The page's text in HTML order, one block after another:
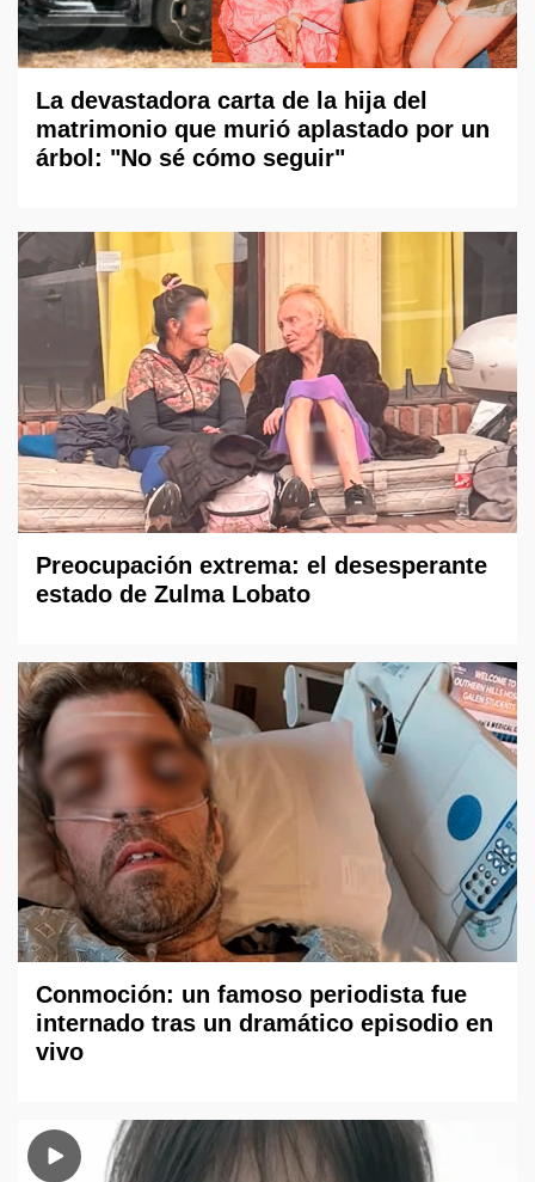
La devastadora carta de la hija del
matrimonio que murió aplastado por un
árbol: "No sé cómo seguir"
Preocupación extrema: el desesperante
estado de Zulma Lobato
Conmoción: un famoso periodista fue
internado tras un dramático episodio en
vivo